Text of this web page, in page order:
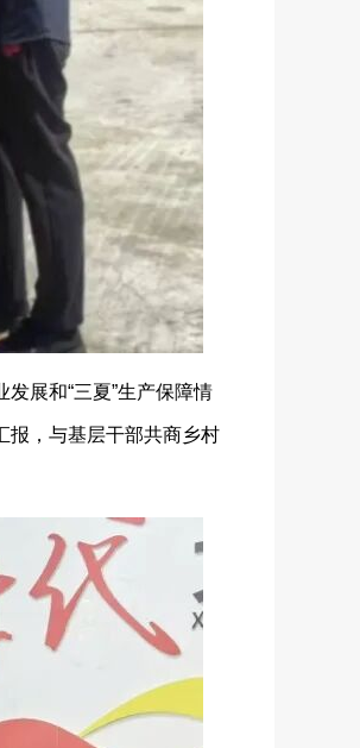
展和“三夏”生产保障情
报，与基层干部共商乡村